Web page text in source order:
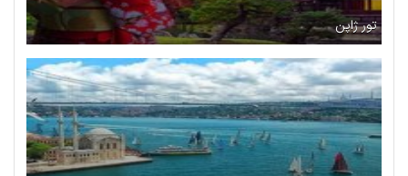
تور ژاپن